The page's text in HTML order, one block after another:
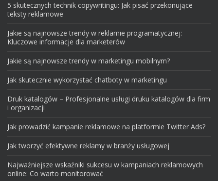
5 skutecznych technik copywritingu: Jak pisać przekonujące
teksty reklamowe
Jakie są najnowsze trendy w reklamie programatycznej:
Kluczowe informacje dla marketerów
Jakie są najnowsze trendy w marketingu mobilnym?
Jak skutecznie wykorzystać chatboty w marketingu
Druk katalogów – Profesjonalne usługi druku katalogów dla firm
i organizacji
Jak prowadzić kampanie reklamowe na platformie Twitter Ads?
Jak tworzyć efektywne reklamy w branży usługowej
Najważniejsze wskaźniki sukcesu w kampaniach reklamowych
online: Co warto monitorować